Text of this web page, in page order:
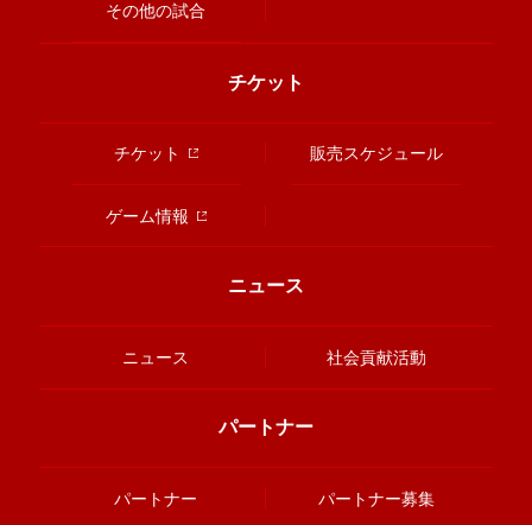
その他の試合
チケット
チケット 販売スケジュール
ゲーム情報
ニュース
ニュース 社会貢献活動
パートナー
パートナー パートナー募集